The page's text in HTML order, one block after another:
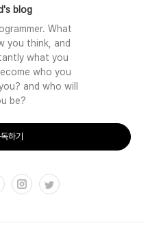
blog
What
you think, and
what you
who you
and who will
be?
하기